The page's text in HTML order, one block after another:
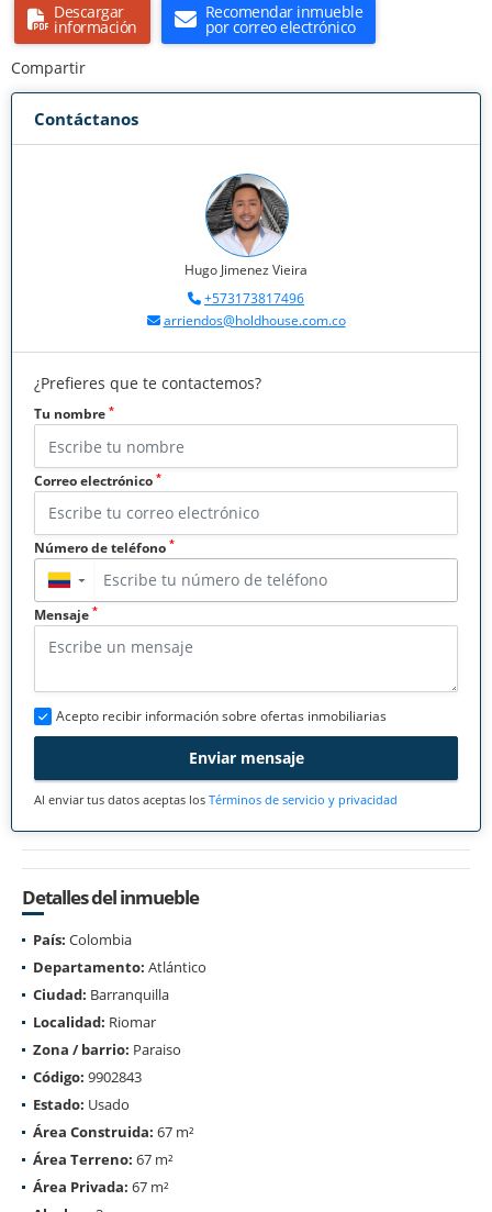
Descargar
información
Recomendar inmueble
por correo electrónico
Compartir
Contáctanos
Hugo Jimenez Vieira
+573173817496
arriendos@holdhouse.com.co
¿Prefieres que te contactemos?
Tu nombre *
Correo electrónico *
Número de teléfono *
▼
Mensaje *
Acepto recibir información sobre ofertas inmobiliarias
Enviar mensaje
Al enviar tus datos aceptas los Términos de servicio y privacidad
Detalles del inmueble
País: Colombia
Departamento: Atlántico
Ciudad: Barranquilla
Localidad: Riomar
Zona / barrio: Paraiso
Código: 9902843
Estado: Usado
Área Construida: 67 m²
Área Terreno: 67 m²
Área Privada: 67 m²